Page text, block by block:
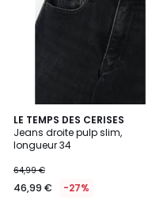
LE TEMPS DES CERISES
Jeans droite pulp slim,
longueur 34
64,99 €
46,99 € -27%